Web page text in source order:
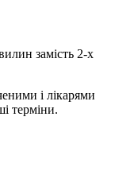
замість 2-х
і лікарями
терміни.